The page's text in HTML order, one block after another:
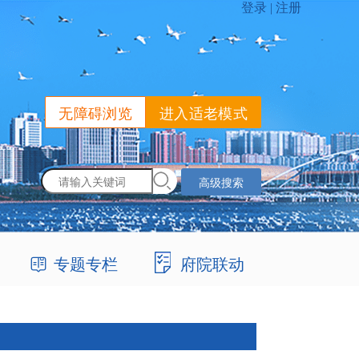
无障碍浏览 进入适老模式
高级搜索
专题专栏 府院联动